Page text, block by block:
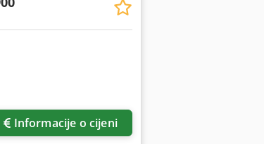
Informacije o cijeni